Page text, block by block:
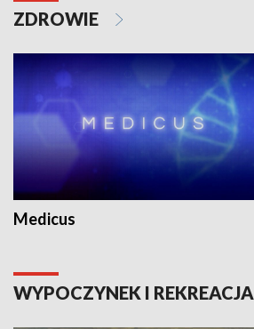
ZDROWIE
Medicus
WYPOCZYNEK I REKREACJA